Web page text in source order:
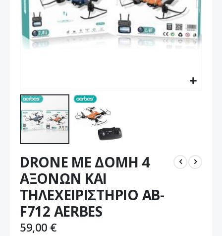
στην
αρχή
της
συλλογής
εικόνων
DRONE ΜΕ ΔΟΜΗ 4
ΑΞΟΝΩΝ ΚΑΙ
ΤΗΛΕΧΕΙΡΙΣΤΗΡΙΟ AB-
F712 AERBES
59,00 €